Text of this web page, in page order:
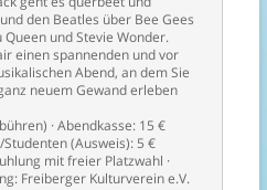
den Beatles über Bee Gees
und Stevie Wonder.
einen spannenden und vor
Abend, an dem Sie
neuem Gewand erleben
· Abendkasse: 15 €
(Ausweis): 5 €
mit freier Platzwahl ·
Freiberger Kulturverein e.V.